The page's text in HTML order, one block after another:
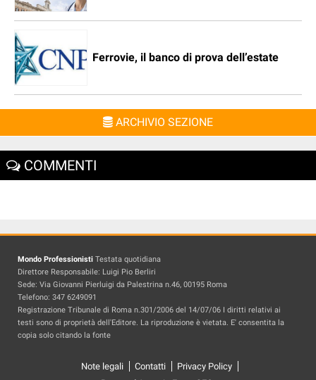
Ferrovie, il banco di prova dell’estate
ARCHIVIO SEZIONE
COMMENTI
Mondo Professionisti Testata quotidiana
Direttore Responsabile: Luigi Pio Berliri
Sede: Via Giovanni Pierluigi da Palestrina n.46, 00195 Roma
Telefono: 347 6249091
Registrazione Tribunale di Roma n.301/2006 del 14/07/06 I diritti relativi ai
testi sono di proprietà dell'Editore. La riproduzione è vietata. E' consentita la
copia solo citando la fonte
Note legali Contatti
Privacy Policy